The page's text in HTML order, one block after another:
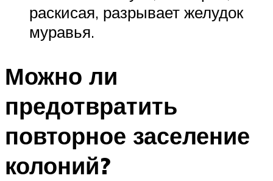
раскисая, разрывает желудок
муравья.
Можно ли
предотвратить
повторное заселение
колоний?